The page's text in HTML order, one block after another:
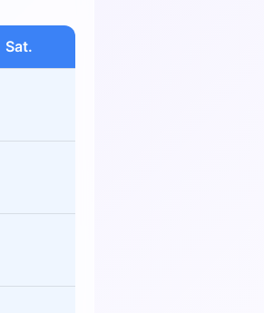
Sat.